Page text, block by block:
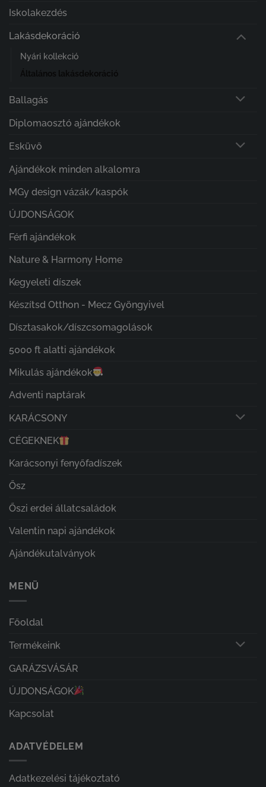
Iskolakezdés
Lakásdekoráció
Nyári kollekció
Ballagás
Diplomaosztó ajándékok
Esküvő
Ajándékok minden alkalomra
MGy design vázák/kaspók
ÚJDONSÁGOK
Férfi ajándékok
Nature & Harmony Home
Kegyeleti díszek
Készítsd Otthon - Mecz Gyöngyivel
Dísztasakok/díszcsomagolások
5000 ft alatti ajándékok
Mikulás ajándékok
Adventi naptárak
KARÁCSONY
CÉGEKNEK
Karácsonyi fenyőfadíszek
Ősz
Őszi erdei állatcsaládok
Valentin napi ajándékok
Ajándékutalványok
MENÜ
Főoldal
Termékeink
GARÁZSVÁSÁR
ÚJDONSÁGOK
Kapcsolat
ADATVÉDELEM
Adatkezelési tájékoztató